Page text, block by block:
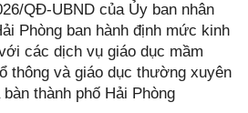
QĐ-UBND của Ủy ban nhân
Phòng ban hành định mức kinh
các dịch vụ giáo dục mầm
thông và giáo dục thường xuyên
thành phố Hải Phòng